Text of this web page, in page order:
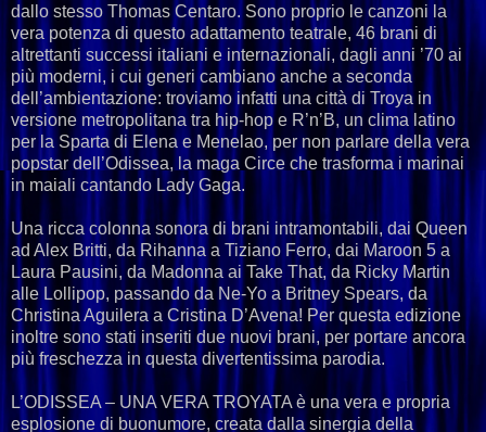
dallo stesso Thomas Centaro. Sono proprio le canzoni la
vera potenza di questo adattamento teatrale, 46 brani di
altrettanti successi italiani e internazionali, dagli anni ’70 ai
più moderni, i cui generi cambiano anche a seconda
dell’ambientazione: troviamo infatti una città di Troya in
versione metropolitana tra hip-hop e R’n’B, un clima latino
per la Sparta di Elena e Menelao, per non parlare della vera
popstar dell’Odissea, la maga Circe che trasforma i marinai
in maiali cantando Lady Gaga.
Una ricca colonna sonora di brani intramontabili, dai Queen
ad Alex Britti, da Rihanna a Tiziano Ferro, dai Maroon 5 a
Laura Pausini, da Madonna ai Take That, da Ricky Martin
alle Lollipop, passando da Ne-Yo a Britney Spears, da
Christina Aguilera a Cristina D’Avena! Per questa edizione
inoltre sono stati inseriti due nuovi brani, per portare ancora
più freschezza in questa divertentissima parodia.
L’ODISSEA – UNA VERA TROYATA è una vera e propria
esplosione di buonumore, creata dalla sinergia della